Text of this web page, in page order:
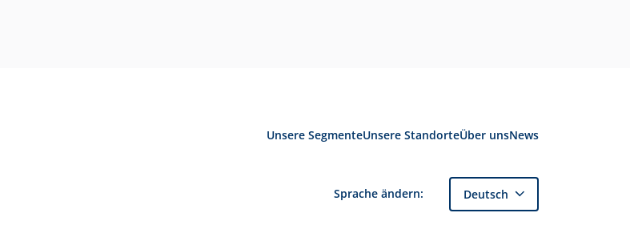
Unsere SegmenteUnsere StandorteÜber unsNews
Sprache ändern: Deutsch